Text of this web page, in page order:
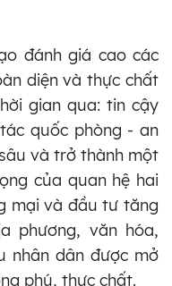
đánh giá cao các
diện và thực chất
gian qua: tin cậy
quốc phòng - an
và trở thành một
của quan hệ hai
mại và đầu tư tăng
phương, văn hóa,
nhân dân được mở
phú, thực chất.